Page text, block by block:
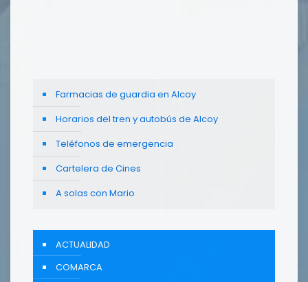
Farmacias de guardia en Alcoy
Horarios del tren y autobús de Alcoy
Teléfonos de emergencia
Cartelera de Cines
A solas con Mario
ACTUALIDAD
COMARCA